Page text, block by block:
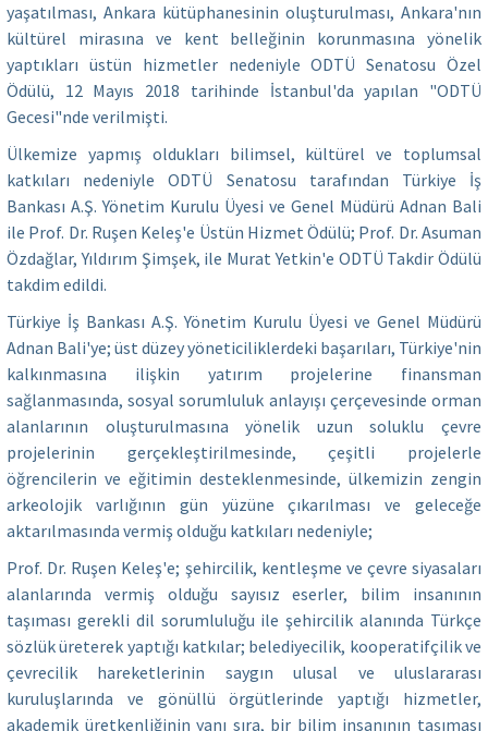
yaşatılması, Ankara kütüphanesinin oluşturulması, Ankara'nın
kültürel mirasına ve kent belleğinin korunmasına yönelik
yaptıkları üstün hizmetler nedeniyle ODTÜ Senatosu Özel
Ödülü, 12 Mayıs 2018 tarihinde İstanbul'da yapılan "ODTÜ
Gecesi"nde verilmişti.
Ülkemize yapmış oldukları bilimsel, kültürel ve toplumsal
katkıları nedeniyle ODTÜ Senatosu tarafından Türkiye İş
Bankası A.Ş. Yönetim Kurulu Üyesi ve Genel Müdürü Adnan Bali
ile Prof. Dr. Ruşen Keleş'e Üstün Hizmet Ödülü; Prof. Dr. Asuman
Özdağlar, Yıldırım Şimşek, ile Murat Yetkin'e ODTÜ Takdir Ödülü
takdim edildi.
Türkiye İş Bankası A.Ş. Yönetim Kurulu Üyesi ve Genel Müdürü
Adnan Bali'ye; üst düzey yöneticiliklerdeki başarıları, Türkiye'nin
kalkınmasına ilişkin yatırım projelerine finansman
sağlanmasında, sosyal sorumluluk anlayışı çerçevesinde orman
alanlarının oluşturulmasına yönelik uzun soluklu çevre
projelerinin gerçekleştirilmesinde, çeşitli projelerle
öğrencilerin ve eğitimin desteklenmesinde, ülkemizin zengin
arkeolojik varlığının gün yüzüne çıkarılması ve geleceğe
aktarılmasında vermiş olduğu katkıları nedeniyle;
Prof. Dr. Ruşen Keleş'e; şehircilik, kentleşme ve çevre siyasaları
alanlarında vermiş olduğu sayısız eserler, bilim insanının
taşıması gerekli dil sorumluluğu ile şehircilik alanında Türkçe
sözlük üreterek yaptığı katkılar; belediyecilik, kooperatifçilik ve
çevrecilik hareketlerinin saygın ulusal ve uluslararası
kuruluşlarında ve gönüllü örgütlerinde yaptığı hizmetler,
akademik üretkenliğinin yanı sıra, bir bilim insanının taşıması